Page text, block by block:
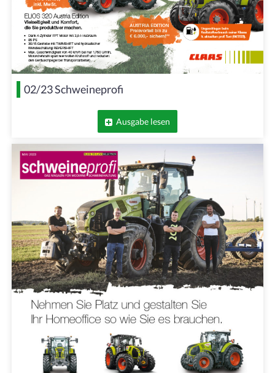
02/23 Schweineprofi
Ausgabe lesen